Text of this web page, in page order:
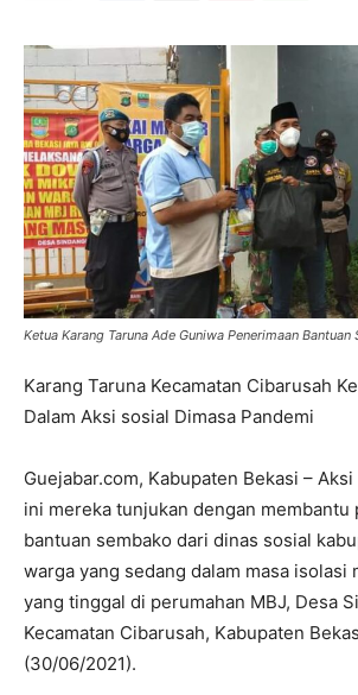
Ketua Karang Taruna Ade Guniwa Penerimaan
Karang Taruna Kecamatan Cibarusah
Dalam Aksi sosial Dimasa Pandemi
Guejabar.com, Kabupaten Bekasi –
ini mereka tunjukan dengan
bantuan sembako dari dinas sosial
warga yang sedang dalam masa isolasi
yang tinggal di perumahan MBJ, Desa
Kecamatan Cibarusah, Kabupaten
(30/06/2021).